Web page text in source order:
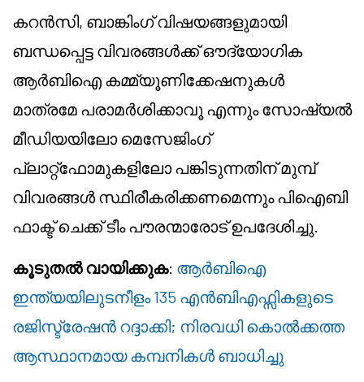
കറൻസി, ബാങ്കിംഗ് വിഷയങ്ങളുമായി
ബന്ധപ്പെട്ട വിവരങ്ങൾക്ക് ഔദ്യോഗിക
ആർബിഐ കമ്മ്യൂണിക്കേഷനുകൾ
മാത്രമേ പരാമർശിക്കാവൂ എന്നും സോഷ്യൽ
മീഡിയയിലോ മെസേജിംഗ്
പ്ലാറ്റ്‌ഫോമുകളിലോ പങ്കിടുന്നതിന് മുമ്പ്
വിവരങ്ങൾ സ്ഥിരീകരിക്കണമെന്നും പി‌ഐ‌ബി
ഫാക്ട് ചെക്ക് ടീം പൗരന്മാരോട് ഉപദേശിച്ചു.
കൂടുതൽ വായിക്കുക: ആർബിഐ
ഇന്ത്യയിലുടനീളം 135 എൻബിഎഫ്സികളുടെ
രജിസ്ട്രേഷൻ റദ്ദാക്കി; നിരവധി കൊൽക്കത്ത
ആസ്ഥാനമായ കമ്പനികൾ ബാധിച്ചു